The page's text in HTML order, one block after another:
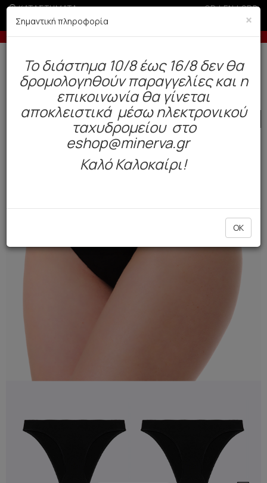
ΚΑΤΑΣΤΗΜΑΤΑ GR|EN|SRB
περίοδο εκπτώσεων Έως 3 άτοκες δόσεις με
Δωρεάν αποστολή άνω των 49€. Παράδοση σε 3-5 εργάσιμες.
Γυναίκα Εσώρουχα Everyday Σλιπ
SALE
×
Σημαντική πληροφορία
To διάστημα 10/8 έως 16/8 δεν θα
δρομολογηθούν παραγγελίες και η
επικοινωνία θα γίνεται
αποκλειστικά μέσω ηλεκτρονικού
ταχυδρομείου στο
eshop@minerva.gr
Καλό Καλοκαίρι!
OK